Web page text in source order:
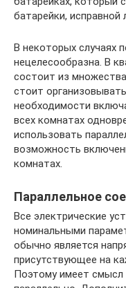
батарейки,
В некоторых случаях
нецелесообразна. В
состоит из
стоит
необходимости
всех комнатах
использовать
возможность
комнатах.
Параллельное
Все электрические
номинальными
обычно является
присутствующее на
Поэтому имеет смысл